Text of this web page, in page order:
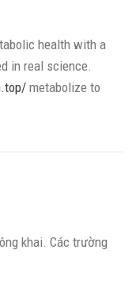
health with a
in real science.
metabolize to
khai. Các trường